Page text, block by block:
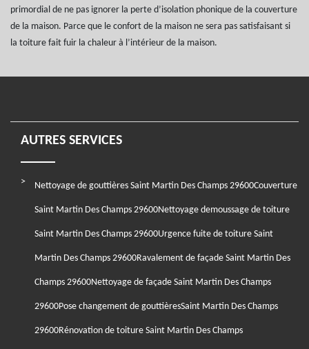
primordial de ne pas ignorer la perte d’isolation phonique de la couverture
de la maison. Parce que le confort de la maison ne sera pas satisfaisant si
la toiture fait fuir la chaleur à l’intérieur de la maison.
AUTRES SERVICES
Nettoyage de gouttières Saint Martin Des Champs 29600Couverture
Saint Martin Des Champs 29600Nettoyage demoussage de toiture
Saint Martin Des Champs 29600Urgence fuite de toiture Saint
Martin Des Champs 29600Ravalement de façade Saint Martin Des
Champs 29600Nettoyage de façade Saint Martin Des Champs
29600Pose changement de gouttièresSaint Martin Des Champs
29600Rénovation de toiture Saint Martin Des Champs